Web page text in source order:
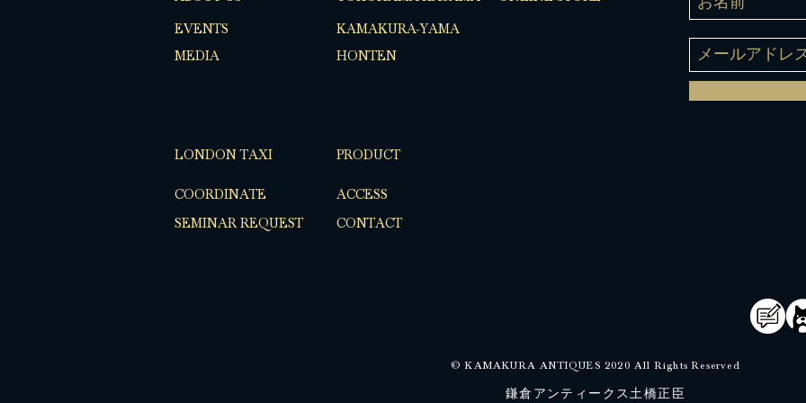
EVENTS
MEDIA
KAMAKURA-YAMA
HONTEN
LONDON TAXI
COORDINATE
SEMINAR REQUEST
PRODUCT
ACCESS
CONTACT
© KAMAKURA ANTIQUES 2020 All Rights Reserved
鎌倉アンティークス土橋正臣